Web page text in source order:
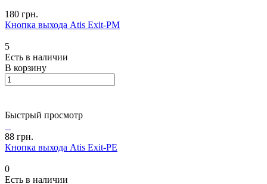
180 грн.
Кнопка выхода Atis Exit-PM
5
Есть в наличии
В корзину
Быстрый просмотр
88 грн.
Кнопка выхода Atis Exit-PE
0
Есть в наличии